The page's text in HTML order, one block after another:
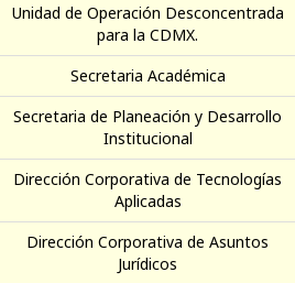
Unidad de Operación Desconcentrada
para la CDMX.
Secretaria Académica
Secretaria de Planeación y Desarrollo
Institucional
Dirección Corporativa de Tecnologías
Aplicadas
Dirección Corporativa de Asuntos
Jurídicos